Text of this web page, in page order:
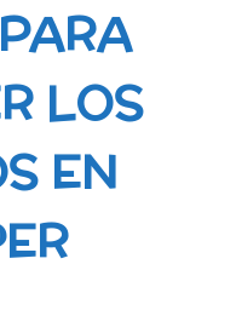
LOS
EN